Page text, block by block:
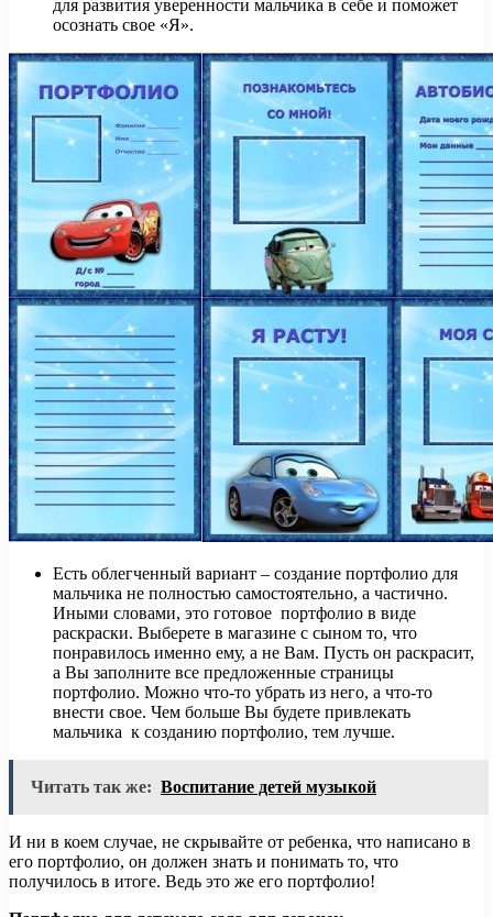
для развития уверенности мальчика в себе и поможет
осознать свое «Я».
Есть облегченный вариант – создание портфолио для
мальчика не полностью самостоятельно, а частично.
Иными словами, это готовое портфолио в виде
раскраски. Выберете в магазине с сыном то, что
понравилось именно ему, а не Вам. Пусть он раскрасит,
а Вы заполните все предложенные страницы
портфолио. Можно что-то убрать из него, а что-то
внести свое. Чем больше Вы будете привлекать
мальчика к созданию портфолио, тем лучше.
Читать так же: Воспитание детей музыкой
И ни в коем случае, не скрывайте от ребенка, что написано в
его портфолио, он должен знать и понимать то, что
получилось в итоге. Ведь это же его портфолио!